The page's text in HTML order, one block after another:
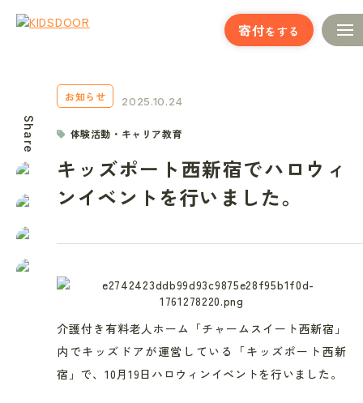
寄付をする
Share
お知らせ 2025.10.24
体験活動・キャリア教育
キッズポート西新宿でハロウィ
ンイベントを行いました。
介護付き有料老人ホーム「チャームスイート西新宿」
内でキッズドアが運営している「キッズポート西新
宿」で、 10月19日ハロウィンイベントを行いました。